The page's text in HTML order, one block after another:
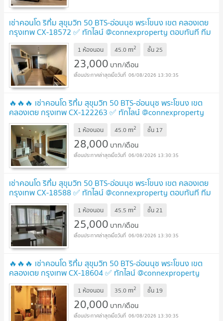
เช่าคอนโด ริทึ่ม สุขุมวิท 50 BTS-อ่อนนุช พระโขนง เขต คลองเตย
กรุงเทพ CX-18572 ✅ ทักไลน์ @connexproperty ตอบทันที ทีม
งานมืออาชีพ ✅ UPDATE !
1 ห้องนอน 45.0 m2 ชั้น25
23,000 บาท/เดือน
06/08/2026 13:30:35
🔥🔥🔥 เช่าคอนโด ริทึ่ม สุขุมวิท 50 BTS-อ่อนนุช พระโขนง เขต
คลองเตย กรุงเทพ CX-122263 ✅ ทักไลน์ @connexproperty
ตอบทันที ทีมงานมืออาชีพ ✅ 🔥🔥🔥
1 ห้องนอน 45.0 m2 ชั้น 17
28,000 บาท/เดือน
06/08/2026 13:30:35
เช่าคอนโด ริทึ่ม สุขุมวิท 50 BTS-อ่อนนุช พระโขนง เขต คลองเตย
กรุงเทพ CX-18588 ✅ ทักไลน์ @connexproperty ตอบทันที ทีม
งานมืออาชีพ ✅ UPDATE !
1 ห้องนอน 45.5 m2 ชั้น21
25,000 บาท/เดือน
06/08/2026 13:30:35
🔥🔥🔥 เช่าคอนโด ริทึ่ม สุขุมวิท 50 BTS-อ่อนนุช พระโขนง เขต
คลองเตย กรุงเทพ CX-18604 ✅ ทักไลน์ @connexproperty
ตอบทันที ทีมงานมืออาชีพ ✅ 🔥🔥🔥
1 ห้องนอน 35.0 m2 ชั้น 19
20,000 บาท/เดือน
06/08/2026 13:30:35